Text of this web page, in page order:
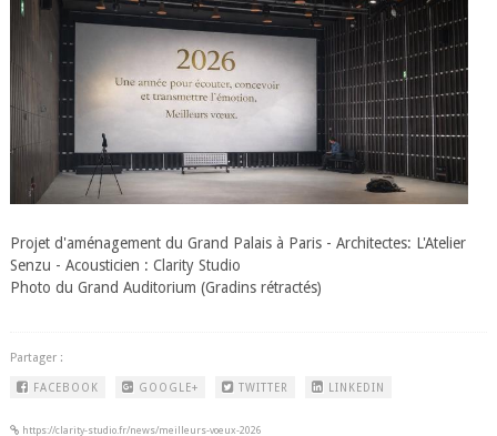
Projet d'aménagement du Grand Palais à Paris - Architectes: L'Atelier
Senzu - Acousticien : Clarity Studio
Photo du Grand Auditorium (Gradins rétractés)
Partager :
FACEBOOK GOOGLE+ TWITTER LINKEDIN
https://clarity-studio.fr/news/meilleurs-voeux-2026